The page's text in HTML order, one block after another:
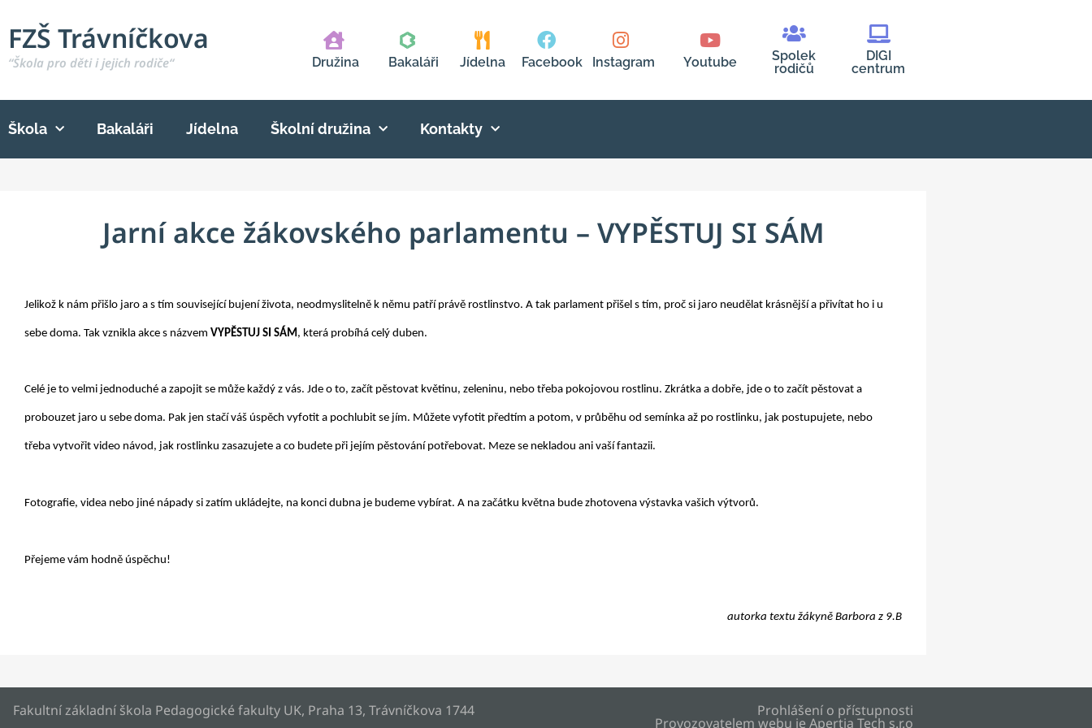
FZŠ Trávníčkova
“Škola pro děti i jejich rodiče“ Družina Bakaláři Jídelna Facebook Instagram Youtube
Spolek
rodičů
DIGI
centrum
Škola Bakaláři Jídelna Školní družina Kontakty
Jarní akce žákovského parlamentu – VYPĚSTUJ SI SÁM
Jelikož k nám přišlo jaro a s tím související bujení života, neodmyslitelně k němu patří právě rostlinstvo. A tak parlament přišel s tím, proč si jaro neudělat krásnější a přivítat ho i u
sebe doma. Tak vznikla akce s názvem VYPĚSTUJ SI SÁM, která probíhá celý duben.
Celé je to velmi jednoduché a zapojit se může každý z vás. Jde o to, začít pěstovat květinu, zeleninu, nebo třeba pokojovou rostlinu. Zkrátka a dobře, jde o to začít pěstovat a
probouzet jaro u sebe doma. Pak jen stačí váš úspěch vyfotit a pochlubit se jím. Můžete vyfotit předtím a potom, v průběhu od semínka až po rostlinku, jak postupujete, nebo
třeba vytvořit video návod, jak rostlinku zasazujete a co budete při jejím pěstování potřebovat. Meze se nekladou ani vaší fantazii.
Fotografie, videa nebo jiné nápady si zatím ukládejte, na konci dubna je budeme vybírat. A na začátku května bude zhotovena výstavka vašich výtvorů.
Přejeme vám hodně úspěchu!
autorka textu žákyně Barbora z 9.B
Fakultní základní škola Pedagogické fakulty UK, Praha 13, Trávníčkova 1744 Prohlášení o přístupnosti
Provozovatelem webu jeApertia Tech s.r.o